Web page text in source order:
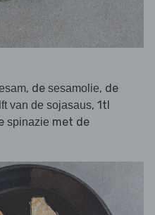
, de sesamolie, de
van de sojasaus, 1tl
spinazie met de